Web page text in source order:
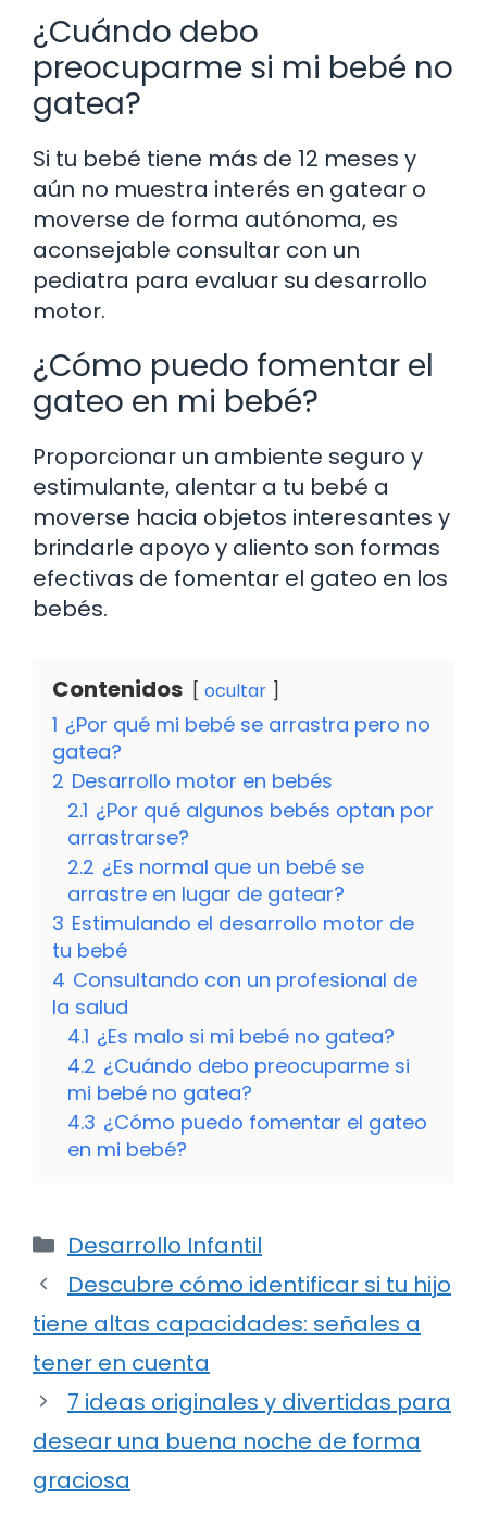
¿Cuándo debo
preocuparme si mi bebé no
gatea?
Si tu bebé tiene más de 12 meses y
aún no muestra interés en gatear o
moverse de forma autónoma, es
aconsejable consultar con un
pediatra para evaluar su desarrollo
motor.
¿Cómo puedo fomentar el
gateo en mi bebé?
Proporcionar un ambiente seguro y
estimulante, alentar a tu bebé a
moverse hacia objetos interesantes y
brindarle apoyo y aliento son formas
efectivas de fomentar el gateo en los
bebés.
Contenidos ocultar
1 ¿Por qué mi bebé se arrastra pero no
gatea?
2 Desarrollo motor en bebés
2.1 ¿Por qué algunos bebés optan por
arrastrarse?
2.2 ¿Es normal que un bebé se
arrastre en lugar de gatear?
3 Estimulando el desarrollo motor de
tu bebé
4 Consultando con un profesional de
la salud
4.1 ¿Es malo si mi bebé no gatea?
4.2 ¿Cuándo debo preocuparme si
mi bebé no gatea?
4.3 ¿Cómo puedo fomentar el gateo
en mi bebé?
Categorías
Desarrollo Infantil
Descubre cómo identificar si tu hijo
tiene altas capacidades: señales a
tener en cuenta
7 ideas originales y divertidas para
desear una buena noche de forma
graciosa